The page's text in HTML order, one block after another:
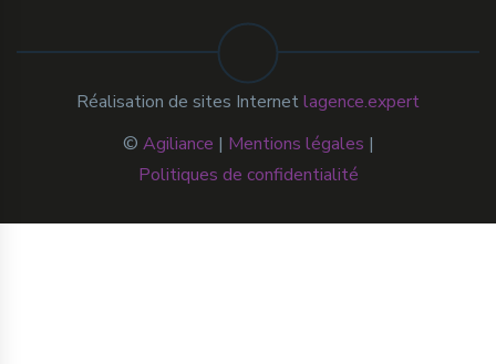
© Agiliance | Mentions légales |
Politiques de confidentialité
Réalisation de sites Internetlagence.expert